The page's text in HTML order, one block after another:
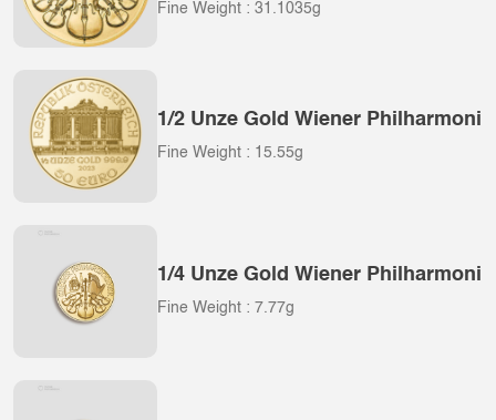
Fine Weight : 31.1035g
1/2 Unze Gold Wiener
Fine Weight : 15.55g
1/4 Unze Gold Wiener
Fine Weight : 7.77g